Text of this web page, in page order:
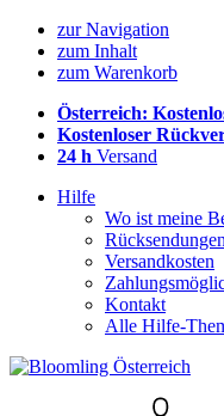
zur Navigation
zum Inhalt
zum Warenkorb
Österreich:
Kostenloser
24 h Versand
Hilfe
Wo ist meine
Rücksendungen
Versandkosten
Kontakt
Alle Hilfe-